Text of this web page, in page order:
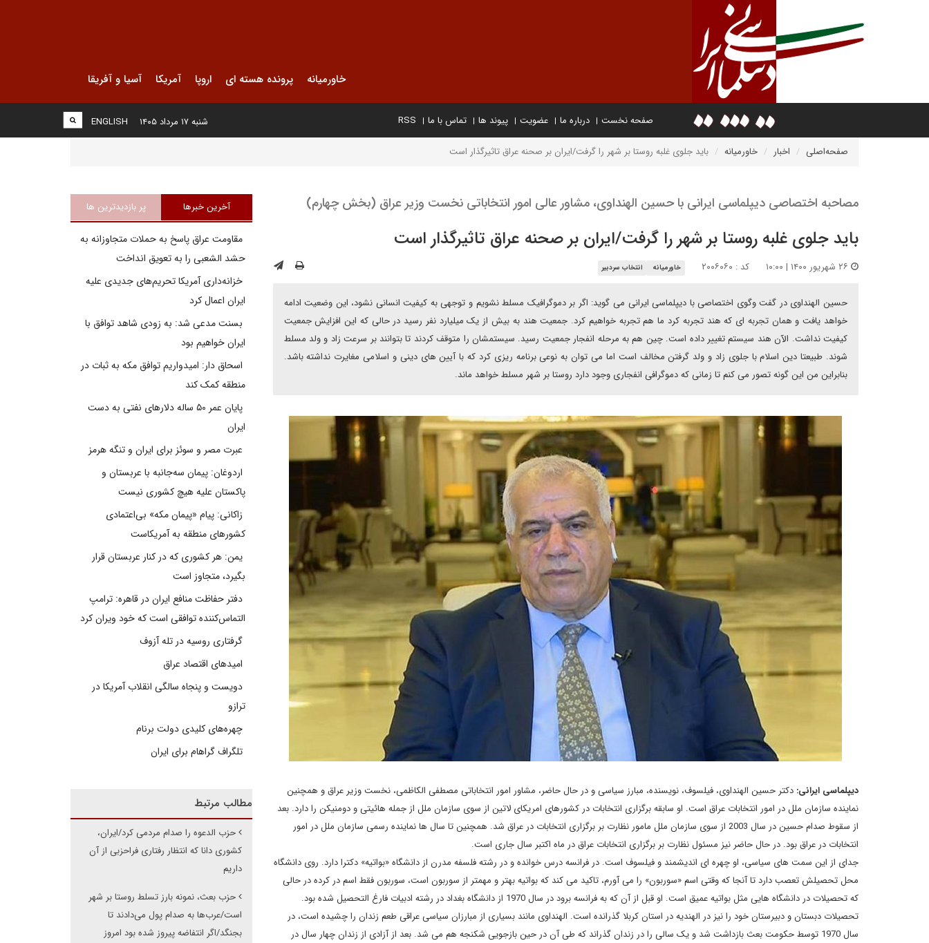
خاورمیانه پرونده هسته ای اروپا آمریکا آسیا و آفریقا
صفحه نخست درباره ما عضویت پیوند ها تماس با ما RSS
ENGLISH شنبه ۱۷ مرداد ۱۴۰۵
صفحه‌اصلی اخبار خاورمیانه باید جلوی غلبه روستا بر شهر را گرفت/ایران بر صحنه عراق تاثیرگذار است
مصاحبه اختصاصی دیپلماسی ایرانی با حسین الهنداوی، مشاور عالی امور انتخاباتی نخست وزیر عراق (بخش چهارم)
باید جلوی غلبه روستا بر شهر را گرفت/ایران بر صحنه عراق تاثیرگذار است
کد : ۲۰۰۶۰۶۰ خاورمیانه انتخاب سردبیر
حسین الهنداوی در گفت وگوی اختصاصی با دیپلماسی ایرانی می گوید: اگر بر دموگرافیک مسلط نشویم و توجهی به کیفیت انسانی نشود، این وضعیت ادامه
خواهد یافت و همان تجربه ای که هند تجربه کرد ما هم تجربه خواهیم کرد. جمعیت هند به بیش از یک میلیارد نفر رسید در حالی که این افزایش جمعیت
کیفیت نداشت. الآن هند سیستم تغییر داده است. چین هم به مرحله انفجار جمعیت رسید. سیستمشان را متوقف کردند تا بتوانند بر سرعت زاد و ولد مسلط
شوند. طبیعتا دین اسلام با جلوی زاد و ولد گرفتن مخالف است اما می توان به نوعی برنامه ریزی کرد که با آیین های دینی و اسلامی مغایرت نداشته باشد.
بنابراین من این گونه تصور می کنم تا زمانی که دموگرافی انفجاری وجود دارد روستا بر شهر مسلط خواهد ماند.
دیپلماسی ایرانی: دکتر حسین الهنداوی، فیلسوف، نویسنده، مبارز سیاسی و در حال حاضر، مشاور امور انتخاباتی مصطفی الکاظمی، نخست وزیر عراق و همچنین
نماینده سازمان ملل در امور انتخابات عراق است. او سابقه برگزاری انتخابات در کشورهای امریکای لاتین از سوی سازمان ملل از جمله هائیتی و دومنیکن را دارد. بعد
از سقوط صدام حسین در سال 2003 از سوی سازمان ملل مامور نظارت بر برگزاری انتخابات در عراق شد. همچنین تا سال ها نماینده رسمی سازمان ملل در امور
انتخابات در عراق بود. در حال حاضر نیز مسئول نظارت بر برگزاری انتخابات عراق در ماه اکتبر سال جاری است.
جدای از این سمت های سیاسی، او چهره ای اندیشمند و فیلسوف است. در فرانسه درس خوانده و در رشته فلسفه مدرن از دانشگاه «بواتیه» دکترا دارد. روی دانشگاه
محل تحصیلش تعصب دارد تا آنجا که وقتی اسم «سوربون» را می آورم، تاکید می کند که بواتیه بهتر و مهمتر از سوربون است، سوربون فقط اسم در کرده در حالی
که تحصیلات در دانشگاه هایی مثل بواتیه عمیق است. او قبل از آن که به فرانسه برود در سال 1970 از دانشگاه بغداد در رشته ادبیات فارغ التحصیل شده بود.
تحصیلات دبستان و دبیرستان خود را نیز در الهندیه در استان کربلا گذرانده است. الهنداوی مانند بسیاری از مبارزان سیاسی عراقی طعم زندان را چشیده است، در
سال 1970 توسط حکومت بعث بازداشت شد و یک سالی را در زندان گذراند که طی آن در حین بازجویی شکنجه هم می شد. بعد از آزادی از زندان چهار سال در
آخرین خبرها پر بازدیدترین ها
مقاومت عراق پاسخ به حملات متجاوزانه به
حشد الشعبی را به تعویق انداخت
خزانه‌داری آمریکا تحریم‌های جدیدی علیه
ایران اعمال کرد
بسنت مدعی شد: به زودی شاهد توافق با
ایران خواهیم بود
اسحاق دار: امیدواریم توافق مکه به ثبات در
منطقه کمک کند
پایان عمر ۵۰ ساله دلارهای نفتی به دست
ایران
عبرت مصر و سوئز برای ایران و تنگه هرمز
اردوغان: پیمان سه‌جانبه با عربستان و
پاکستان علیه هیچ کشوری نیست
زاکانی: پیام «پیمان مکه» بی‌اعتمادی
کشورهای منطقه به آمریکاست
یمن: هر کشوری که در کنار عربستان قرار
بگیرد، متجاوز است
دفتر حفاظت منافع ایران در قاهره: ترامپ
التماس‌کننده توافقی است که خود ویران کرد
گرفتاری روسیه در تله آزوف
امیدهای اقتصاد عراق
دویست و پنجاه سالگی انقلاب آمریکا در
ترازو
چهره‌های کلیدی دولت برنام
تلگراف گراهام برای ایران
مطالب مرتبط
حزب الدعوه را صدام مردمی کرد/ایران،
کشوری دانا که انتظار رفتاری فراحزبی از آن
داریم
حزب بعث، نمونه بارز تسلط روستا بر شهر
است/عرب‌ها به صدام پول می‌دادند تا
بجنگد/اگر انتفاضه پیروز شده بود امروز